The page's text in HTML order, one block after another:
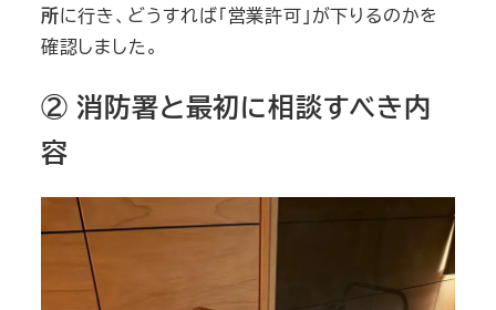
所に行き、どうすれば「営業許可」が下りるのかを
確認しました。
② 消防署と最初に相談すべき内
容